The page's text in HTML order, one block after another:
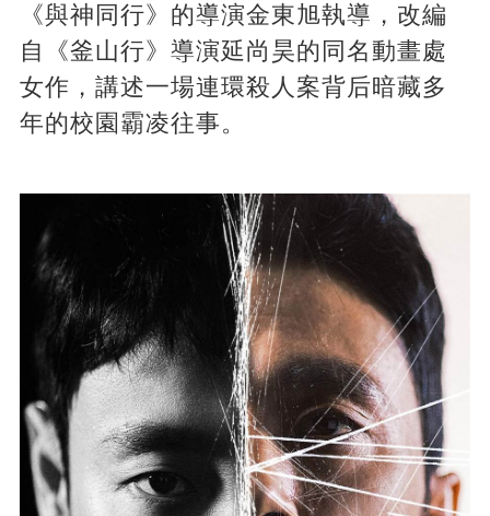
《與神同行》的導演金東旭執導，改編
自《釜山行》導演延尚昊的同名動畫處
女作，講述一場連環殺人案背后暗藏多
年的校園霸凌往事。